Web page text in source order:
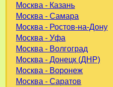
Москва - Казань
Москва - Самара
Москва - Ростов-на-Дону
Москва - Уфа
Москва - Волгоград
Москва - Донецк (ДНР)
Москва - Воронеж
Москва - Саратов